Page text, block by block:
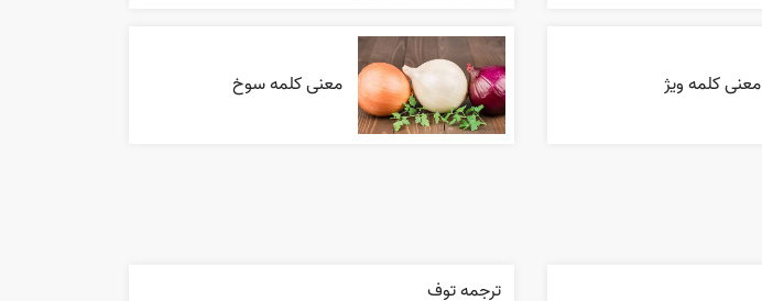
معنی کلمه ویژ معنی کلمه سوخ
ترجمه توف